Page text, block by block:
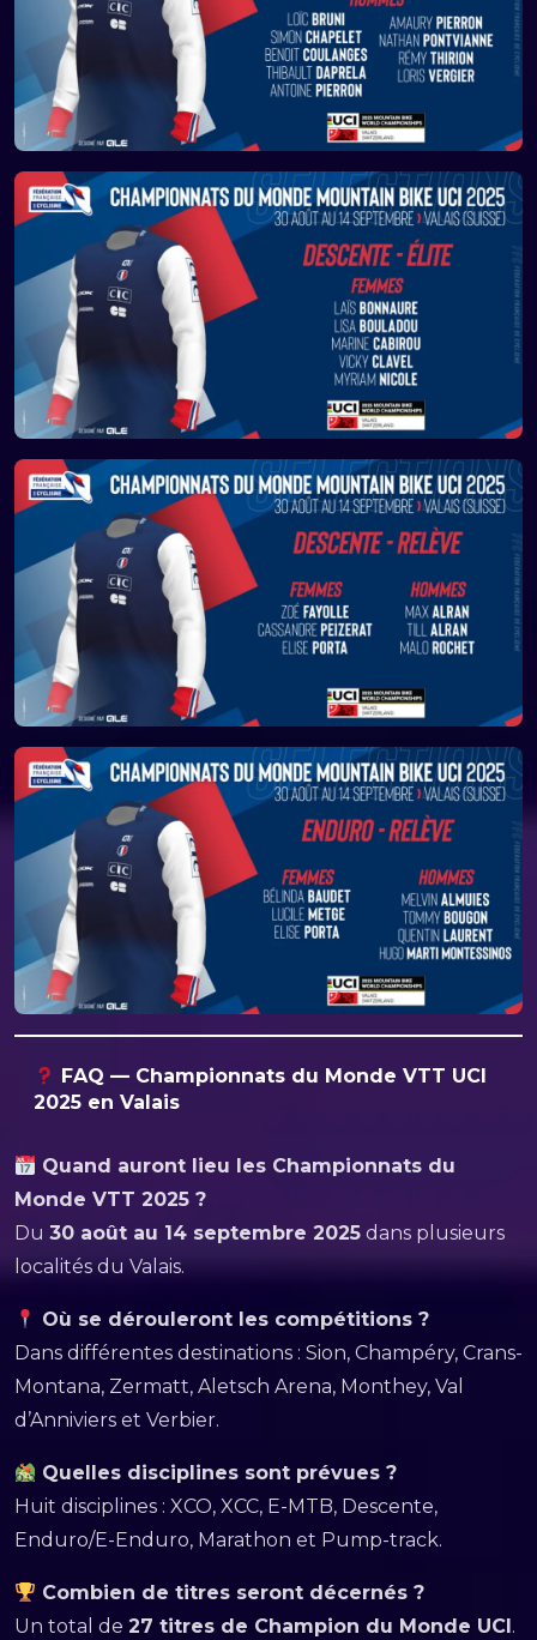
FAQ — Championnats du Monde VTT UCI
2025 en Valais
Quand auront lieu les Championnats du
Monde VTT 2025 ?
Du 30 août au 14 septembre 2025 dans plusieurs
localités du Valais.
Où se dérouleront les compétitions ?
Dans différentes destinations : Sion, Champéry, Crans-
Montana, Zermatt, Aletsch Arena, Monthey, Val
d’Anniviers et Verbier.
Quelles disciplines sont prévues ?
Huit disciplines : XCO, XCC, E-MTB, Descente,
Enduro/E-Enduro, Marathon et Pump-track.
Combien de titres seront décernés ?
Un total de 27 titres de Champion du Monde UCI .